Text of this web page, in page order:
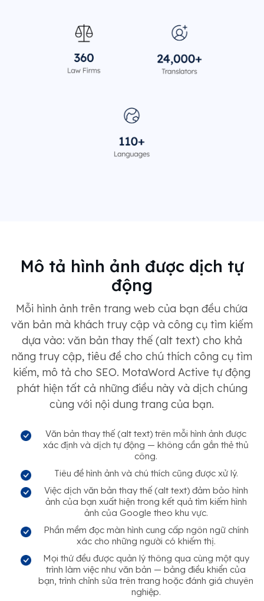
Mô tả hình ảnh được dịch tự
động
Mỗi hình ảnh trên trang web của bạn đều chứa
văn bản mà khách truy cập và công cụ tìm kiếm
dựa vào: văn bản thay thế (alt text) cho khả
năng truy cập, tiêu đề cho chú thích công cụ tìm
kiếm, mô tả cho SEO. MotaWord Active tự động
phát hiện tất cả những điều này và dịch chúng
cùng với nội dung trang của bạn.
Văn bản thay thế (alt text) trên mỗi hình ảnh được
xác định và dịch tự động — không cần gắn thẻ thủ
công.
Tiêu đề hình ảnh và chú thích cũng được xử lý.
Việc dịch văn bản thay thế (alt text) đảm bảo hình
ảnh của bạn xuất hiện trong kết quả tìm kiếm hình
ảnh của Google theo khu vực.
Phần mềm đọc màn hình cung cấp ngôn ngữ chính
xác cho những người có khiếm thị.
Mọi thứ đều được quản lý thông qua cùng một quy
trình làm việc như văn bản — bảng điều khiển của
bạn, trình chỉnh sửa trên trang hoặc đánh giá chuyên
nghiệp.